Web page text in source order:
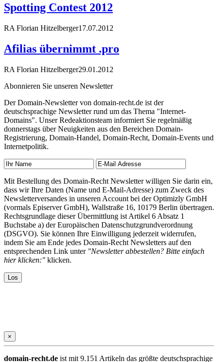
Spotting Contest 2012
RA Florian Hitzelberger17.07.2012
Afilias übernimmt .pro
RA Florian Hitzelberger29.01.2012
Abonnieren Sie unseren Newsletter
Der Domain-Newsletter von domain-recht.de ist der
deutschsprachige Newsletter rund um das Thema "Internet-
Domains". Unser Redeaktionsteam informiert Sie regelmäßig
donnerstags über Neuigkeiten aus den Bereichen Domain-
Registrierung, Domain-Handel, Domain-Recht, Domain-Events und
Internetpolitik.
Mit Bestellung des Domain-Recht Newsletter willigen Sie darin ein,
dass wir Ihre Daten (Name und E-Mail-Adresse) zum Zweck des
Newsletterversandes in unseren Account bei der Optimizly GmbH
(vormals Episerver GmbH), Wallstraße 16, 10179 Berlin übertragen.
Rechtsgrundlage dieser Übermittlung ist Artikel 6 Absatz 1
Buchstabe a) der Europäischen Datenschutzgrundverordnung
(DSGVO). Sie können Ihre Einwilligung jederzeit widerrufen,
indem Sie am Ende jedes Domain-Recht Newsletters auf den
entsprechenden Link unter "Newsletter abbestellen? Bitte einfach
hier klicken:" klicken.
×
domain-recht.de ist mit 9.151 Artikeln das größte deutschsprachige